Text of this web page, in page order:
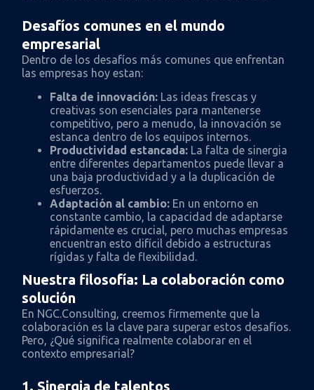
Desafíos comunes en el mundo
empresarial
Dentro de los desafíos más comunes que enfrentan
las empresas hoy estan:
Falta de innovación: Las ideas frescas y
creativas son esenciales para mantenerse
competitivo, pero a menudo, la innovación se
estanca dentro de los equipos internos.
Productividad estancada: La falta de sinergia
entre diferentes departamentos puede llevar a
una baja productividad y a la duplicación de
esfuerzos.
Adaptación al cambio: En un entorno en
constante cambio, la capacidad de adaptarse
rápidamente es crucial, pero muchas empresas
encuentran esto difícil debido a estructuras
rígidas y falta de flexibilidad.
Nuestra filosofía: La colaboración como
solución
En NGC.Consulting, creemos firmemente que la
colaboración es la clave para superar estos desafíos.
Pero, ¿Qué significa realmente colaborar en el
contexto empresarial?
1. Sinergia de talentos